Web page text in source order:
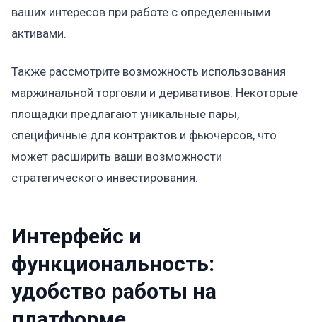
ваших интересов при работе с определенными
активами.
Также рассмотрите возможность использования
маржинальной торговли и деривативов. Некоторые
площадки предлагают уникальные пары,
специфичные для контрактов и фьючерсов, что
может расширить ваши возможности
стратегического инвестирования.
Интерфейс и
функциональность:
удобство работы на